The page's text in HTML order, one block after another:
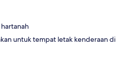
untuk tempat letak kenderaan di